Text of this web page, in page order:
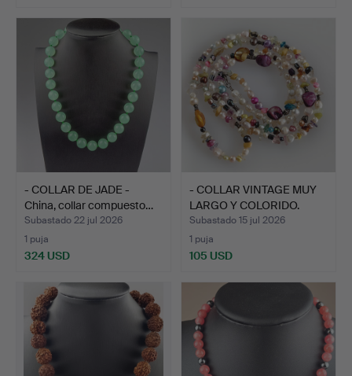
- COLLAR DE JADE -
China, collar compuesto…
Subastado 22 jul 2026
1 puja
324 USD
- COLLAR VINTAGE MUY
LARGO Y COLORIDO.
Subastado 15 jul 2026
1 puja
105 USD